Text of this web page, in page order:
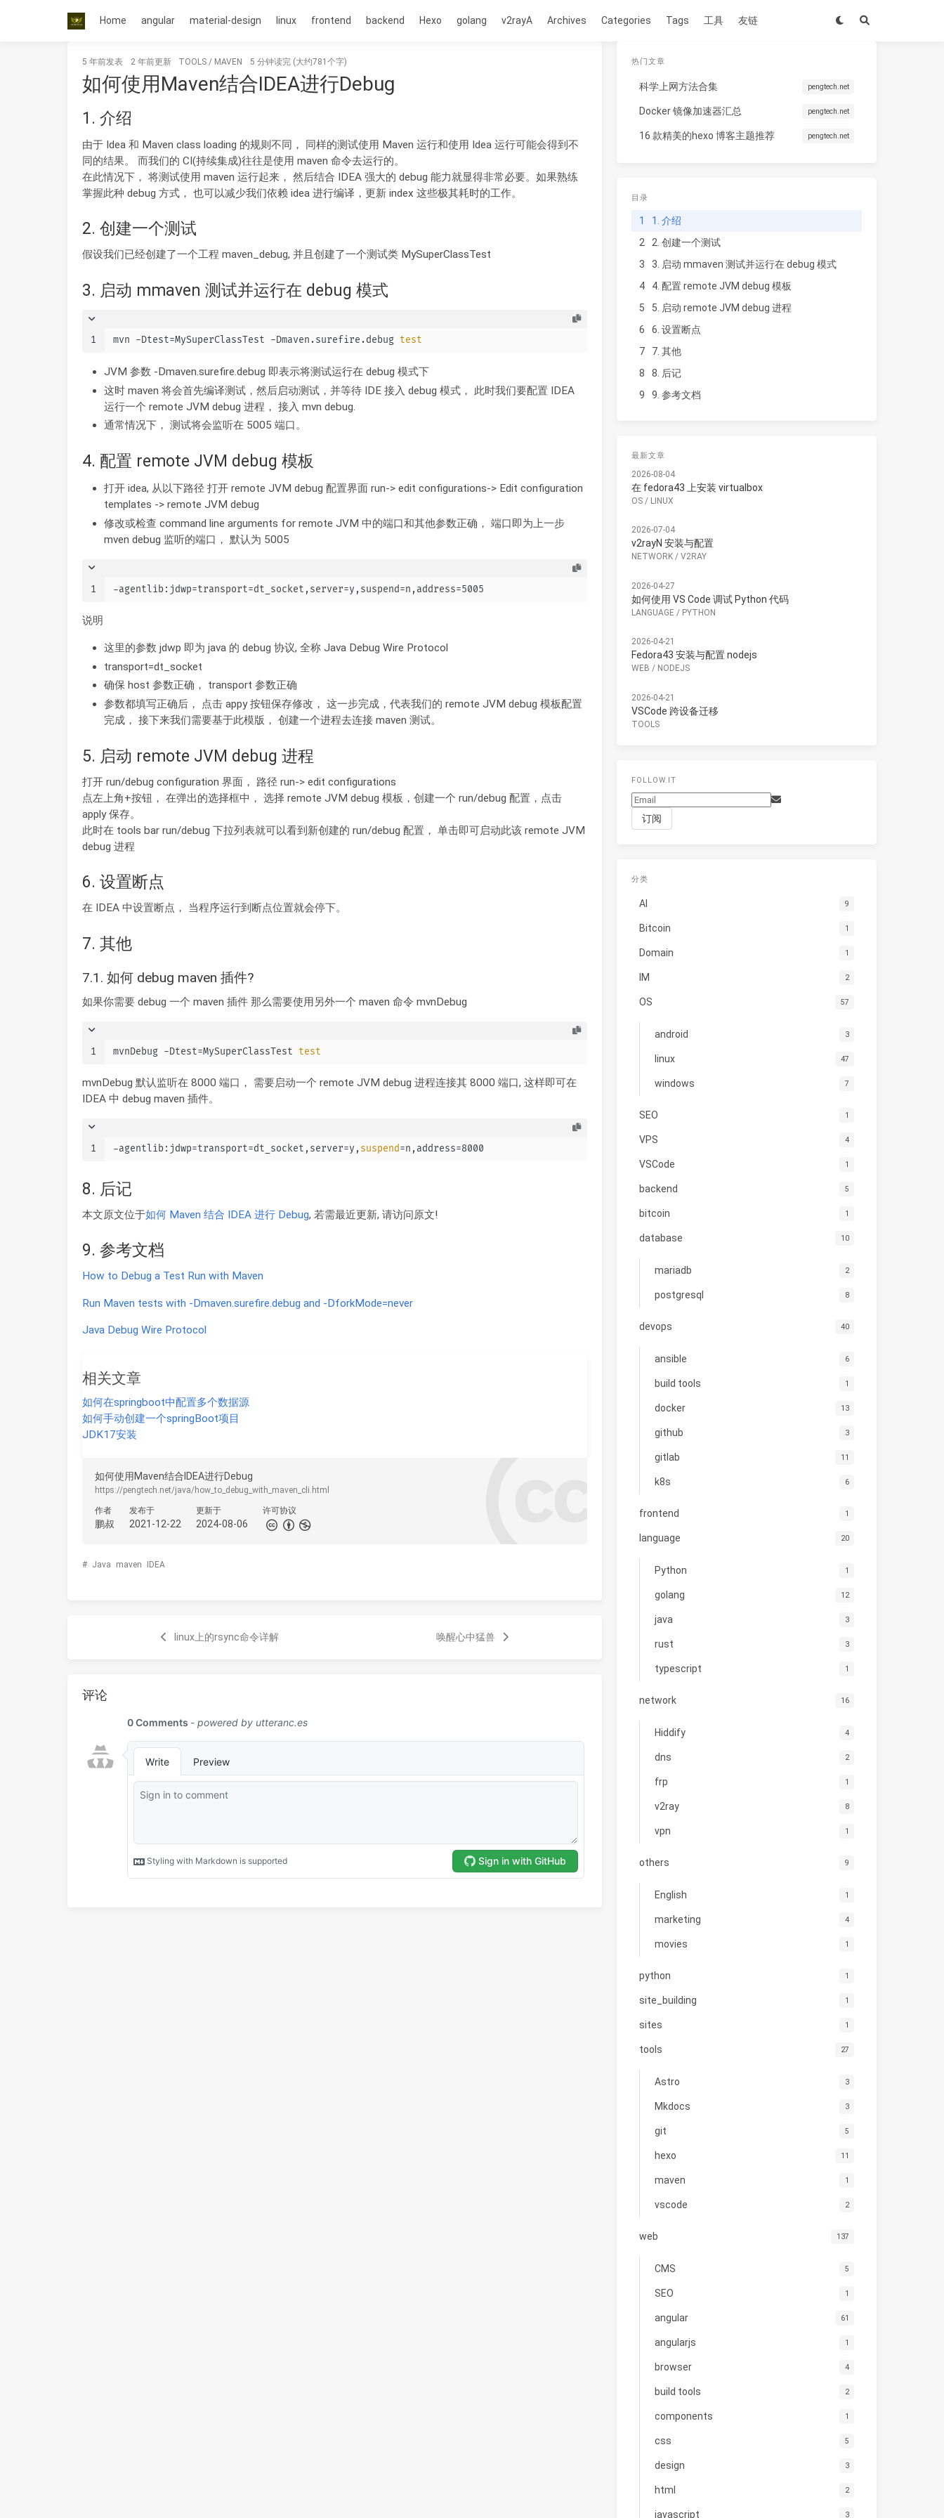
Home angular material-design linux frontend backend Hexo golang v2rayA Archives Categories Tags 工具 友链
5 年前发表 2 年前更新 TOOLS / MAVEN 5 分钟读完 (大约781个字)
如何使用Maven结合IDEA进行Debug
1. 介绍
由于 Idea 和 Maven class loading 的规则不同， 同样的测试使用 Maven 运行和使用 Idea 运行可能会得到不
同的结果。 而我们的 CI(持续集成)往往是使用 maven 命令去运行的。
在此情况下， 将测试使用 maven 运行起来， 然后结合 IDEA 强大的 debug 能力就显得非常必要。如果熟练
掌握此种 debug 方式， 也可以减少我们依赖 idea 进行编译，更新 index 这些极其耗时的工作。
2. 创建一个测试
假设我们已经创建了一个工程 maven_debug, 并且创建了一个测试类 MySuperClassTest
3. 启动 mmaven 测试并运行在 debug 模式
1 mvn -Dtest=MySuperClassTest -Dmaven.surefire.debug test
JVM 参数 -Dmaven.surefire.debug 即表示将测试运行在 debug 模式下
这时 maven 将会首先编译测试，然后启动测试，并等待 IDE 接入 debug 模式， 此时我们要配置 IDEA
运行一个 remote JVM debug 进程， 接入 mvn debug.
通常情况下， 测试将会监听在 5005 端口。
4. 配置 remote JVM debug 模板
打开 idea, 从以下路径 打开 remote JVM debug 配置界面 run-> edit configurations-> Edit configuration
templates -> remote JVM debug
修改或检查 command line arguments for remote JVM 中的端口和其他参数正确， 端口即为上一步
mven debug 监听的端口， 默认为 5005
1 -agentlib:jdwp=transport=dt_socket,server=y,suspend=n,address=5005
说明
这里的参数 jdwp 即为 java 的 debug 协议, 全称 Java Debug Wire Protocol
transport=dt_socket
确保 host 参数正确， transport 参数正确
参数都填写正确后， 点击 appy 按钮保存修改， 这一步完成，代表我们的 remote JVM debug 模板配置
完成， 接下来我们需要基于此模版， 创建一个进程去连接 maven 测试。
5. 启动 remote JVM debug 进程
打开 run/debug configuration 界面， 路径 run-> edit configurations
点左上角+按钮， 在弹出的选择框中， 选择 remote JVM debug 模板，创建一个 run/debug 配置，点击
apply 保存。
此时在 tools bar run/debug 下拉列表就可以看到新创建的 run/debug 配置， 单击即可启动此该 remote JVM
debug 进程
6. 设置断点
在 IDEA 中设置断点， 当程序运行到断点位置就会停下。
7. 其他
7.1. 如何 debug maven 插件?
如果你需要 debug 一个 maven 插件 那么需要使用另外一个 maven 命令 mvnDebug
1 mvnDebug -Dtest=MySuperClassTest test
mvnDebug 默认监听在 8000 端口， 需要启动一个 remote JVM debug 进程连接其 8000 端口, 这样即可在
IDEA 中 debug maven 插件。
1 -agentlib:jdwp=transport=dt_socket,server=y, suspend=n,address=8000
8. 后记
本文原文位于如何 Maven 结合 IDEA 进行 Debug, 若需最近更新, 请访问原文!
9. 参考文档
How to Debug a Test Run with Maven
Run Maven tests with -Dmaven.surefire.debug and -DforkMode=never
Java Debug Wire Protocol
相关文章
如何在springboot中配置多个数据源
如何手动创建一个springBoot项目
JDK17安装
如何使用Maven结合IDEA进行Debug
https://pengtech.net/java/how_to_debug_with_maven_cli.html
作者
鹏叔
发布于
2021-12-22
更新于
2024-08-06
许可协议
# Java maven IDEA
linux上的rsync命令详解 唤醒心中猛兽
评论
热门文章
科学上网方法合集 pengtech.net
Docker 镜像加速器汇总 pengtech.net
16 款精美的hexo 博客主题推荐 pengtech.net
目录
1
1. 介绍
2
2. 创建一个测试
3
3. 启动 mmaven 测试并运行在 debug 模式
4
4. 配置 remote JVM debug 模板
5
5. 启动 remote JVM debug 进程
6
6. 设置断点
7
7. 其他
8
8. 后记
9
9. 参考文档
最新文章
2026-08-04
在 fedora43 上安装 virtualbox
OS / LINUX
2026-07-04
v2rayN 安装与配置
NETWORK / V2RAY
2026-04-27
如何使用 VS Code 调试 Python 代码
LANGUAGE / PYTHON
2026-04-21
Fedora43 安装与配置 nodejs
WEB / NODEJS
2026-04-21
VSCode 跨设备迁移
TOOLS
FOLLOW.IT
分类
AI 9
Bitcoin 1
Domain 1
IM 2
OS 57
android 3
linux 47
windows 7
SEO 1
VPS 4
VSCode 1
backend 5
bitcoin 1
database 10
mariadb 2
postgresql 8
devops 40
ansible 6
build tools 1
docker 13
github 3
gitlab 11
k8s 6
frontend 1
language 20
Python 1
golang 12
java 3
rust 3
typescript 1
network 16
Hiddify 4
dns 2
frp 1
v2ray 8
vpn 1
others 9
English 1
marketing 4
movies 1
python 1
site_building 1
sites 1
tools 27
Astro 3
Mkdocs 3
git 5
hexo 11
maven 1
vscode 2
web 137
CMS 5
SEO 1
angular 61
angularjs 1
browser 4
build tools 2
components 1
css 5
design 3
html 2
javascript 3